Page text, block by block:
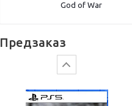
God of War
Предзаказ